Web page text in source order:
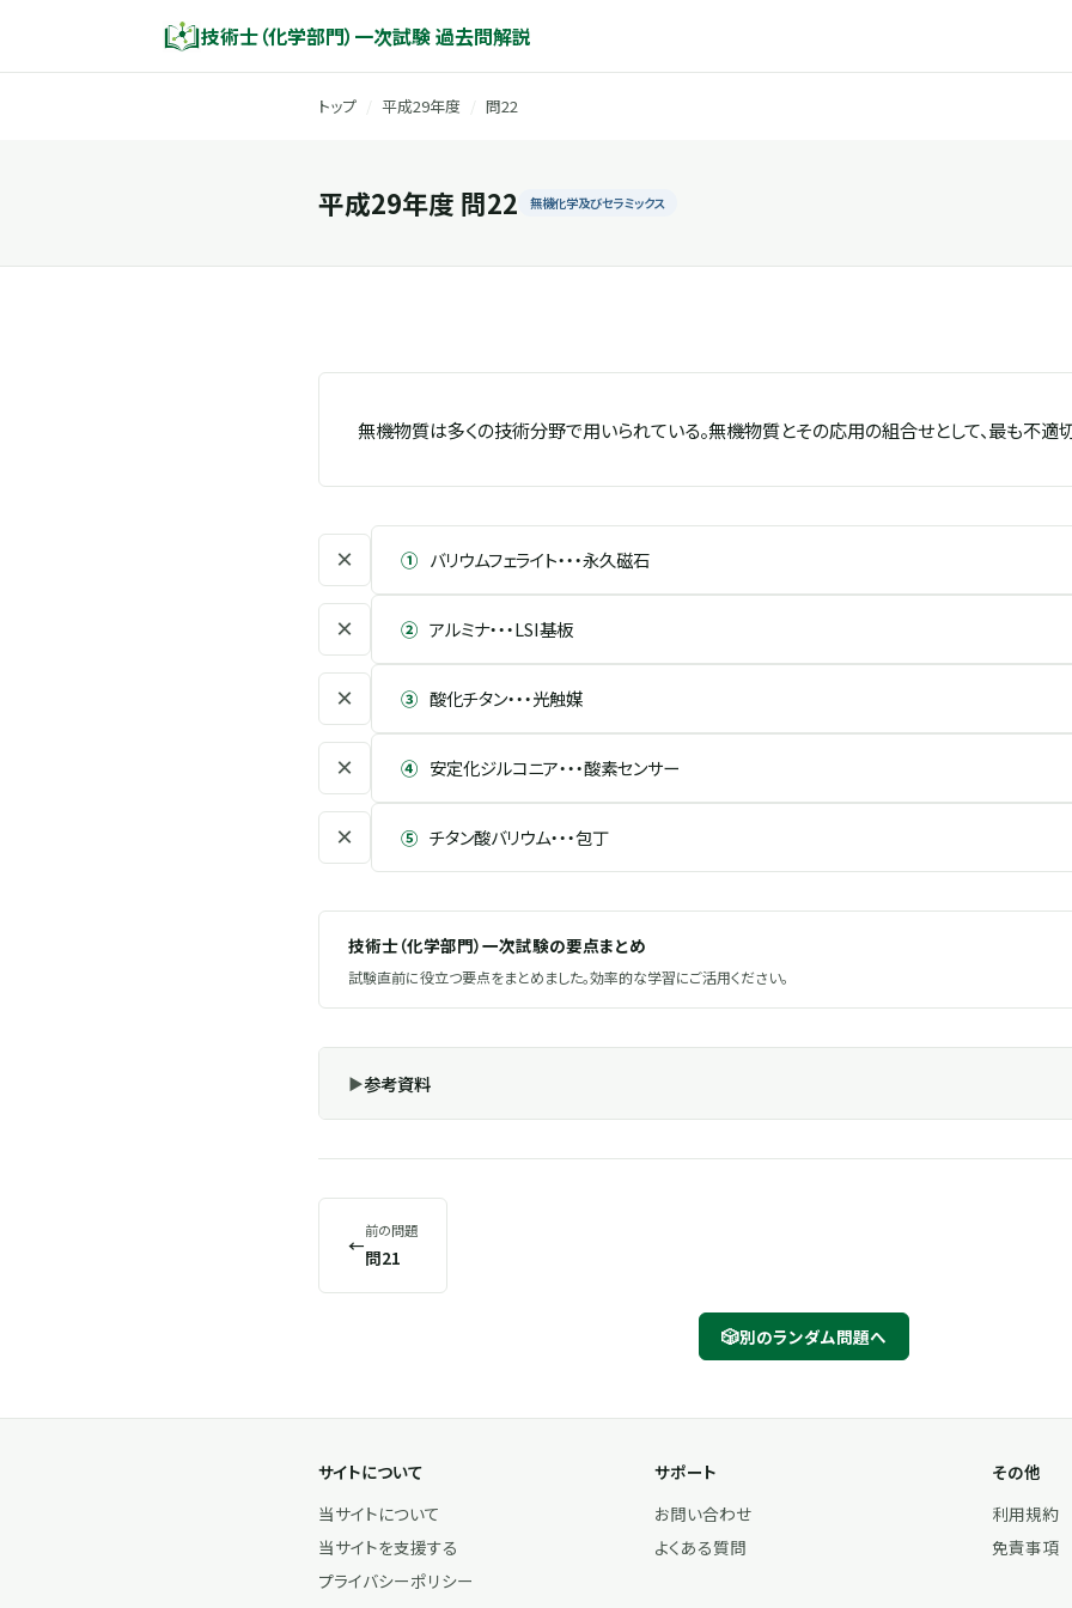
技術士（化学部門）一次試験 過去問解説
トップ 平成29年度 問22
平成29年度 問22 無機化学及びセラミックス
無機物質は多くの技術分野で用いられている。無機物質とその応用の組合せとして、最も不適
× ① バリウムフェライト・・・永久磁石
× ② アルミナ・・・LSI基板
× ③ 酸化チタン・・・光触媒
× ④ 安定化ジルコニア・・・酸素センサー
× ⑤ チタン酸バリウム・・・包丁
技術士（化学部門）一次試験の要点まとめ
試験直前に役立つ要点をまとめました。効率的な学習にご活用ください。
参考資料
←
前の問題
問21
🎲別のランダム問題へ
サイトについて
当サイトについて
当サイトを支援する
プライバシーポリシー
サポート
お問い合わせ
よくある質問
その他
利用規約
免責事項